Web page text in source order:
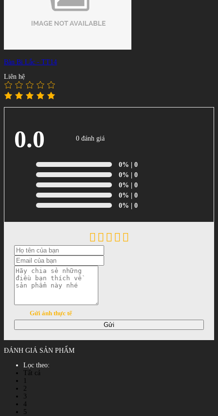
Bàn Bi Lắc - TT14
Liên hệ
0.0 0 đánh giá
0% | 0
0% | 0
0% | 0
0% | 0
0% | 0
Gửi ảnh thực tế
Gửi
ĐÁNH GIÁ SẢN PHẨM
Lọc theo:
Tất cả
2
3
4
5